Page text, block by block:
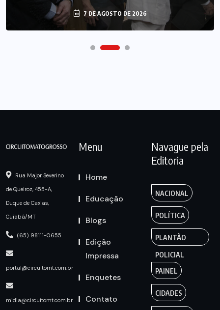
7 DE AGOSTO DE 2026
Rua Major Severino
de Queiroz, 455-A,
Duque de Caxias,
Cuiabá/MT
(65) 98111-0655
portal@circuitomt.com.br
midia@circuitomt.com.br
Menu
Home
Educação
Blogs
Edição
Impressa
Enquetes
Contato
Navague pela
Editoria
NACIONAL
POLÍTICA
PLANTÃO
POLICIAL
PAINEL
CIDADES